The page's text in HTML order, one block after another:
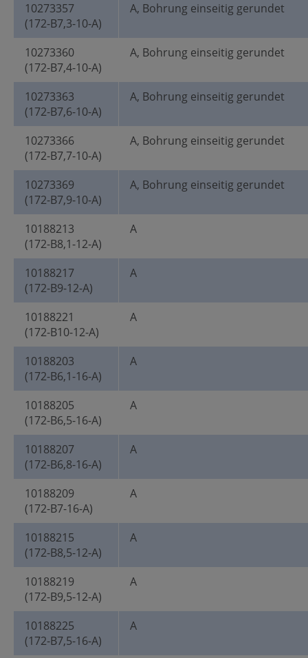
10273357
(172-B7,3-10-A)
A, Bohrung einseitig gerundet
10273360
(172-B7,4-10-A)
A, Bohrung einseitig gerundet
10273363
(172-B7,6-10-A)
A, Bohrung einseitig gerundet
10273366
(172-B7,7-10-A)
A, Bohrung einseitig gerundet
10273369
(172-B7,9-10-A)
A, Bohrung einseitig gerundet
10188213
(172-B8,1-12-A)
A
10188217
(172-B9-12-A)
A
10188221
(172-B10-12-A)
A
10188203
(172-B6,1-16-A)
A
10188205
(172-B6,5-16-A)
A
10188207
(172-B6,8-16-A)
A
10188209
(172-B7-16-A)
A
10188215
(172-B8,5-12-A)
A
10188219
(172-B9,5-12-A)
A
10188225
(172-B7,5-16-A)
A